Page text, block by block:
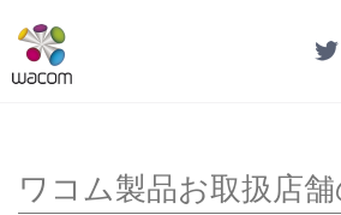
ワコム製品お取扱店